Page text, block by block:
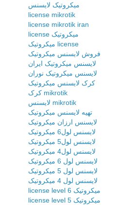
میکروتیک لایسنس
license mikrotik
license mikrotik iran
license میکروتیک
میکروتیک license
فروش لایسنس میکروتیک
لایسنس میکروتیک ایران
لایسنس میکروتیک نوران
کرک لایسنس میکروتیک
کرک mikrotik
لایسنس mikrotik
تهیه لایسنس میکروتیک
لایسنس ارزان میکروتیک
لایسنس لول6 میکروتیک
لایسنس لول5 میکروتیک
لایسنس لول4 میکروتیک
لایسنس لول 6 میکروتیک
لایسنس لول 5 میکروتیک
لایسنس لول 4 میکروتیک
license level 6 میکروتیک
license level 5 میکروتیک